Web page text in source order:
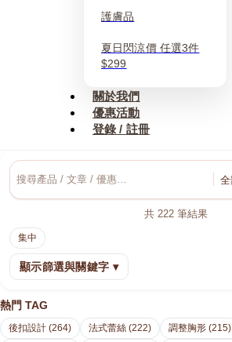
護膚品
夏日閃涼價 任選3件
$299
關於我們
優惠活動
登錄 / 註冊
共 222筆結果
集中
顯示篩選與關鍵字 ▾
熱門 TAG
後扣設計 (264) 法式蕾絲 (222) 調整胸形 (215)